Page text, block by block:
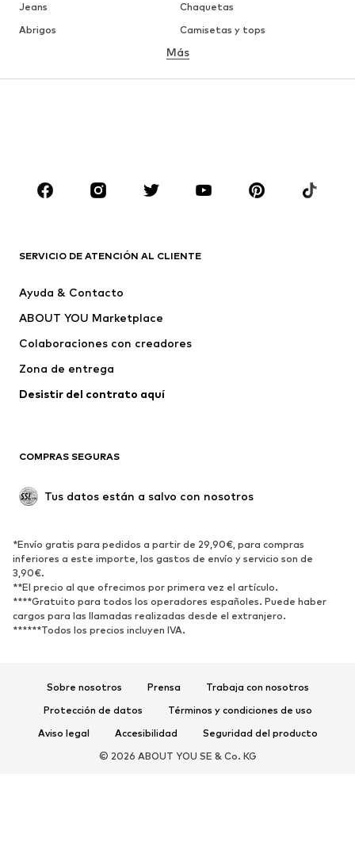
Jeans
Chaquetas
Abrigos
Camisetas y tops
Ropa interior
Faldas
Blusas y camisas
Zapatos
Deporte
Vestidos
Camisetas y tops
Chaquetas
Jerséis y punto
Ropa interior
Abrigos
Tallas grandes
Reciclado
ZAPATOS
Nuevo
Zapatillas de deporte
Botines
Zapatos de tacón y plataforma Botas
Zapatillas de casa
Exclusivo
Más
SERVICIO DE ATENCIÓN AL CLIENTE
Ayuda & Contacto
ABOUT YOU Marketplace
Colaboraciones con creadores
Zona de entrega
Desistir del contrato aquí
COMPRAS SEGURAS
Tus datos están a salvo con nosotros
*Envío gratis para pedidos a partir de 29,90€, para compras
inferiores a este importe, los gastos de envío y servicio son de
3,90€.
**El precio al que ofrecimos por primera vez el artículo.
****Gratuito para todos los operadores españoles. Puede haber
cargos para las llamadas realizadas desde el extranjero.
******Todos los precios incluyen IVA.
Sobre nosotros Prensa
Trabaja con nosotros
Protección de datos
Términos y condiciones de uso
Aviso legal
Accesibilidad
Seguridad del producto
© 2026 ABOUT YOU SE & Co. KG